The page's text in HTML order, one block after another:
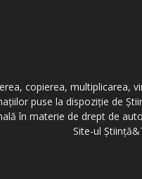
copierea, multiplicarea,
puse la dispoziție de
în materie de drept de
Site-ul